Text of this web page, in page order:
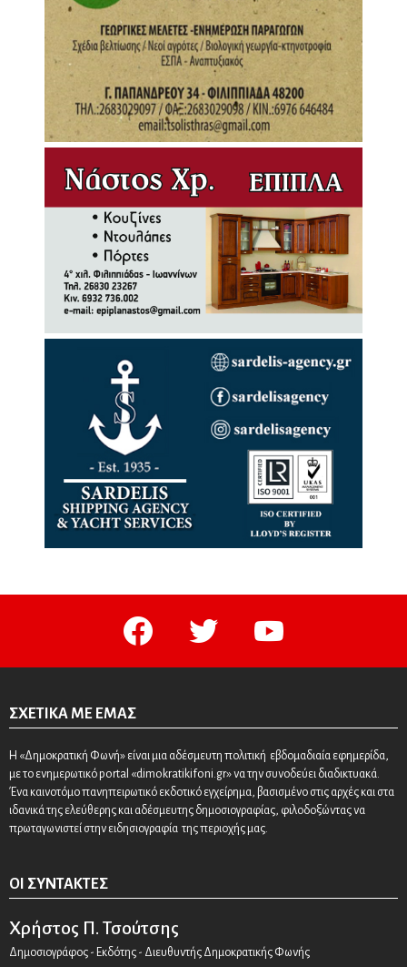
facebook twitter youtube
ΣΧΕΤΙΚΆ ΜΕ ΕΜΆΣ
Η «Δημοκρατική Φωνή» είναι μια αδέσμευτη πολιτική εβδομαδιαία εφημερίδα,
με το ενημερωτικό portal «dimokratikifoni.gr» να την συνοδεύει διαδικτυακά.
Ένα καινοτόμο πανηπειρωτικό εκδοτικό εγχείρημα, βασισμένο στις αρχές και στα
ιδανικά της ελεύθερης και αδέσμευτης δημοσιογραφίας, φιλοδοξώντας να
πρωταγωνιστεί στην ειδησιογραφία της περιοχής μας.
ΟΙ ΣΥΝΤΆΚΤΕΣ
Χρήστος Π. Τσούτσης
Δημοσιογράφος - Εκδότης - Διευθυντής Δημοκρατικής Φωνής